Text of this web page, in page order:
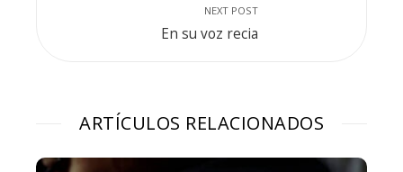
NEXT POST
En su voz recia
ARTÍCULOS RELACIONADOS